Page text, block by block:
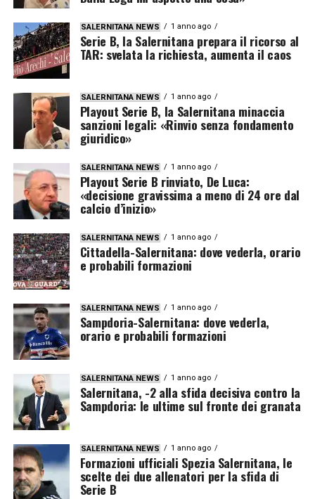
SALERNITANA NEWS 1 anno ago
Serie B, la Salernitana prepara il ricorso al
TAR: svelata la richiesta, aumenta il caos
SALERNITANA NEWS 1 anno ago
Playout Serie B, la Salernitana minaccia
sanzioni legali: «Rinvio senza fondamento
giuridico»
SALERNITANA NEWS 1 anno ago
Playout Serie B rinviato, De Luca:
«decisione gravissima a meno di 24 ore dal
calcio d’inizio»
SALERNITANA NEWS 1 anno ago
Cittadella-Salernitana: dove vederla, orario
e probabili formazioni
SALERNITANA NEWS 1 anno ago
Sampdoria-Salernitana: dove vederla,
orario e probabili formazioni
SALERNITANA NEWS 1 anno ago
Salernitana, -2 alla sfida decisiva contro la
Sampdoria: le ultime sul fronte dei granata
SALERNITANA NEWS 1 anno ago
Formazioni ufficiali Spezia Salernitana, le
scelte dei due allenatori per la sfida di
Serie B